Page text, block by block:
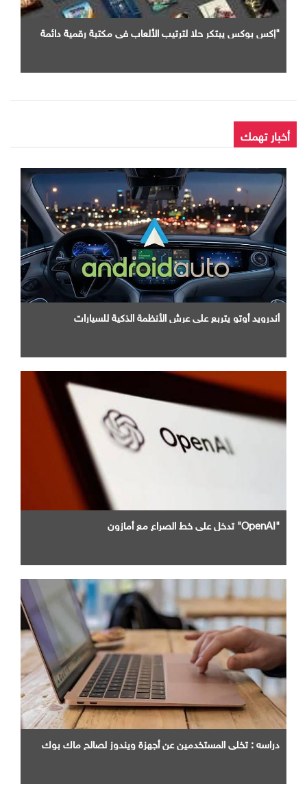
"إكس بوكس يبتكر حلا لترتيب الألعاب في مكتبة رقمية دائمة
أخبار تهمك
أندرويد أوتو يتربع علي عرش الأنظمة الذكية للسيارات
"OpenAI" تدخل علي خط الصراع مع أمازون
دراسه : تخلي المستخدمين عن أجهزة ويندوز لصالح ماك بوك